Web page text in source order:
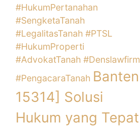
#HukumPertanahan
#SengketaTanah
#LegalitasTanah #PTSL
#HukumProperti
#AdvokatTanah #Denslawfirm
#PengacaraTanah Banten
15314] Solusi
Hukum yang Tepat